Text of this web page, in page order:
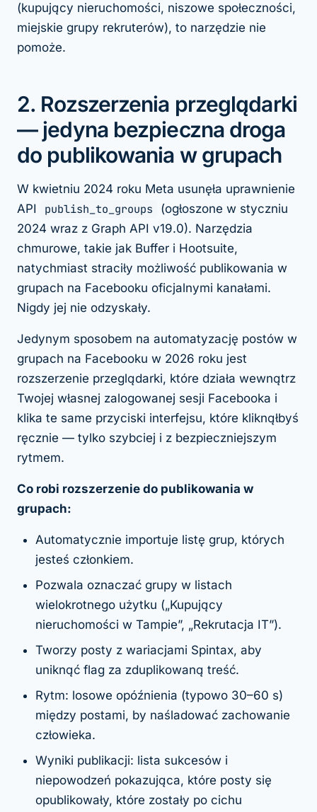
(kupujący nieruchomości, niszowe społeczności,
miejskie grupy rekruterów), to narzędzie nie
pomoże.
2. Rozszerzenia przeglądarki
— jedyna bezpieczna droga
do publikowania w grupach
W kwietniu 2024 roku Meta usunęła uprawnienie
API
publish_to_groups
(ogłoszone w styczniu
2024 wraz z Graph API v19.0). Narzędzia
chmurowe, takie jak Buffer i Hootsuite,
natychmiast straciły możliwość publikowania w
grupach na Facebooku oficjalnymi kanałami.
Nigdy jej nie odzyskały.
Jedynym sposobem na automatyzację postów w
grupach na Facebooku w 2026 roku jest
rozszerzenie przeglądarki, które działa wewnątrz
Twojej własnej zalogowanej sesji Facebooka i
klika te same przyciski interfejsu, które kliknąłbyś
ręcznie — tylko szybciej i z bezpieczniejszym
rytmem.
Co robi rozszerzenie do publikowania w
grupach:
Automatycznie importuje listę grup, których
jesteś członkiem.
Pozwala oznaczać grupy w listach
wielokrotnego użytku („Kupujący
nieruchomości w Tampie”, „Rekrutacja IT”).
Tworzy posty z wariacjami Spintax, aby
uniknąć flag za zduplikowaną treść.
Rytm: losowe opóźnienia (typowo 30–60 s)
między postami, by naśladować zachowanie
człowieka.
Wyniki publikacji: lista sukcesów i
niepowodzeń pokazująca, które posty się
opublikowały, które zostały po cichu